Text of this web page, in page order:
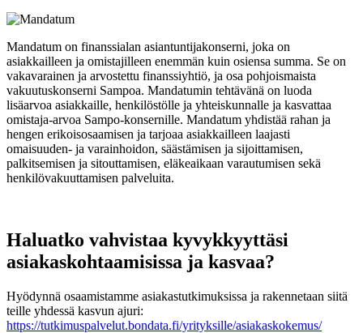
Mandatum on finanssialan asiantuntijakonserni, joka on
asiakkailleen ja omistajilleen enemmän kuin osiensa summa. Se on
vakavarainen ja arvostettu finanssiyhtiö, ja osa pohjoismaista
vakuutuskonserni Sampoa. Mandatumin tehtävänä on luoda
lisäarvoa asiakkaille, henkilöstölle ja yhteiskunnalle ja kasvattaa
omistaja-arvoa Sampo-konsernille. Mandatum yhdistää rahan ja
hengen erikoisosaamisen ja tarjoaa asiakkailleen laajasti
omaisuuden- ja varainhoidon, säästämisen ja sijoittamisen,
palkitsemisen ja sitouttamisen, eläkeaikaan varautumisen sekä
henkilövakuuttamisen palveluita.
Haluatko vahvistaa kyvykkyyttäsi
asiakaskohtaamisissa ja kasvaa?
Hyödynnä osaamistamme asiakastutkimuksissa ja rakennetaan siitä
teille yhdessä kasvun ajuri:
https://tutkimuspalvelut.bondata.fi/yrityksille/asiakaskokemus/